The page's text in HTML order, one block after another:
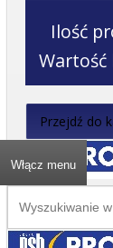
Ilość
Wartość
Przejdź do
Włącz menu